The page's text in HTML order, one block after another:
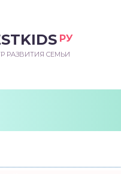
РУ
РАЗВИТИЯ СЕМЬИ